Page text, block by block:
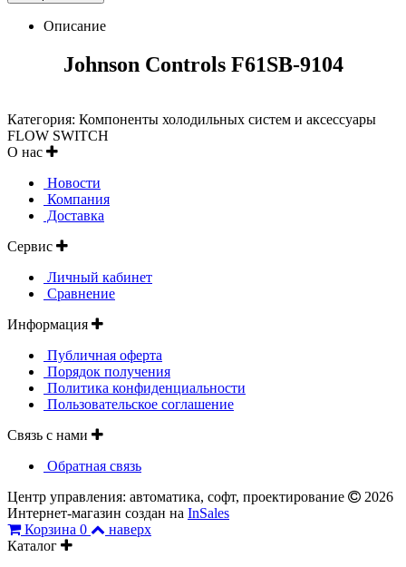
Описание
Johnson Controls F61SB-9104
Категория: Компоненты холодильных систем и аксессуары
FLOW SWITCH
О нас
Новости
Компания
Доставка
Сервис
Личный кабинет
Сравнение
Информация
Публичная оферта
Порядок получения
Политика конфиденциальности
Пользовательское соглашение
Связь с нами
Обратная связь
Центр управления: автоматика, софт, проектирование
2026
Интернет-магазин создан на InSales
Корзина 0
наверх
Каталог